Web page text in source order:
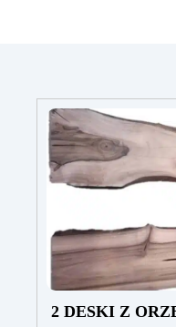
2 DESKI Z